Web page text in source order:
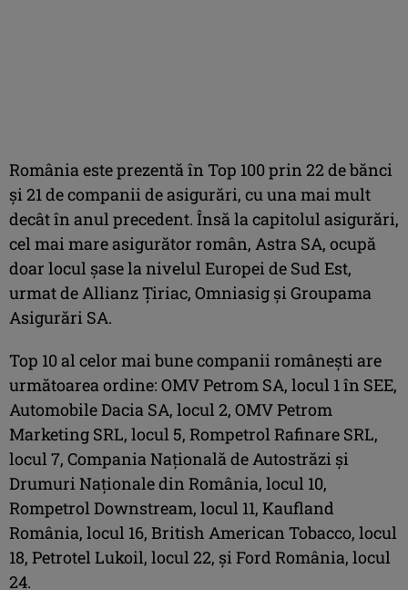
România este prezentă în Top 100 prin 22 de bănci
și 21 de companii de asigurări, cu una mai mult
decât în anul precedent. Însă la capitolul asigurări,
cel mai mare asigurător român, Astra SA, ocupă
doar locul șase la nivelul Europei de Sud Est,
urmat de Allianz Țiriac, Omniasig și Groupama
Asigurări SA.
Top 10 al celor mai bune companii românești are
următoarea ordine: OMV Petrom SA, locul 1 în SEE,
Automobile Dacia SA, locul 2, OMV Petrom
Marketing SRL, locul 5, Rompetrol Rafinare SRL,
locul 7, Compania Națională de Autostrăzi și
Drumuri Naționale din România, locul 10,
Rompetrol Downstream, locul 11, Kaufland
România, locul 16, British American Tobacco, locul
18, Petrotel Lukoil, locul 22, și Ford România, locul
24.